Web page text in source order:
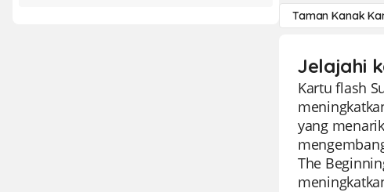
Taman Kanak
Jelajahi
Kartu flash
yang
The